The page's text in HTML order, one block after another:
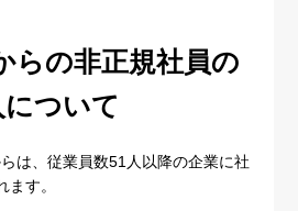
らの非正規社員の
ついて
は、従業員数51人以降の企業に社
す。